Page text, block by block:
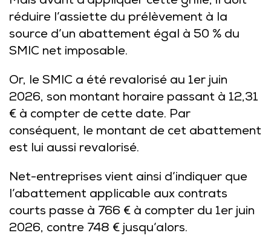
réduire l’assiette du prélèvement à la
source d’un abattement égal à 50 % du
SMIC net imposable.
Or, le SMIC a été revalorisé au 1er juin
2026, son montant horaire passant à 12,31
€ à compter de cette date. Par
conséquent, le montant de cet abattement
est lui aussi revalorisé.
Net-entreprises vient ainsi d’indiquer que
l’abattement applicable aux contrats
courts passe à 766 € à compter du 1er juin
2026, contre 748 € jusqu’alors.